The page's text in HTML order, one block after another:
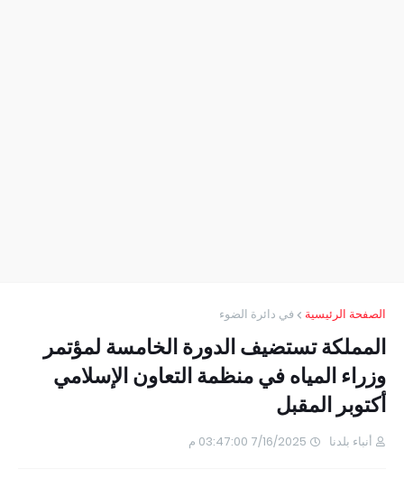
الصفحة الرئيسية في دائرة الضوء
المملكة تستضيف الدورة الخامسة لمؤتمر
وزراء المياه في منظمة التعاون الإسلامي
أكتوبر المقبل
أنباء بلدنا 7/16/2025 03:47:00 م